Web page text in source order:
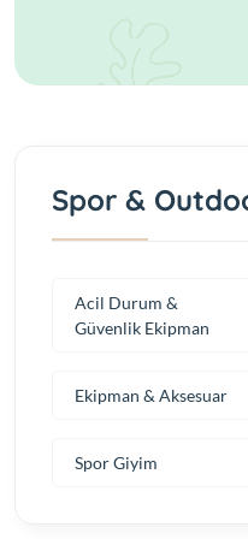
Spor &
Acil Durum &
Güvenlik Ekipman
Ekipman & Aksesuar
Spor Giyim